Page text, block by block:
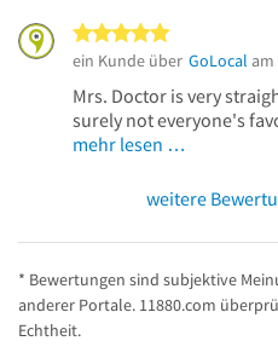
ein Kunde über GoLocal am
Mrs. Doctor is very
surely not everyone's
mehr lesen …
weitere
* Bewertungen sind subjektive
anderer Portale. 11880.com
Echtheit.